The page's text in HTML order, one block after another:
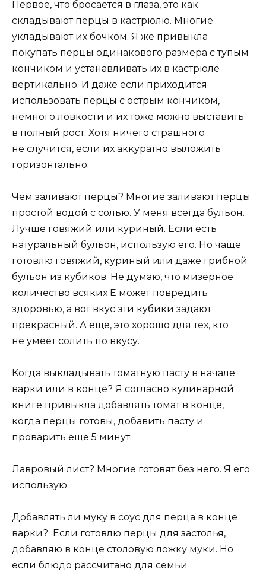
Первое, что бросается в глаза, это как
складывают перцы в кастрюлю. Многие
укладывают их бочком. Я же привыкла
покупать перцы одинакового размера с тупым
кончиком и устанавливать их в кастрюле
вертикально. И даже если приходится
использовать перцы с острым кончиком,
немного ловкости и их тоже можно выставить
в полный рост. Хотя ничего страшного
не случится, если их аккуратно выложить
горизонтально.
Чем заливают перцы? Многие заливают перцы
простой водой с солью. У меня всегда бульон.
Лучше говяжий или куриный. Если есть
натуральный бульон, использую его. Но чаще
готовлю говяжий, куриный или даже грибной
бульон из кубиков. Не думаю, что мизерное
количество всяких Е может повредить
здоровью, а вот вкус эти кубики задают
прекрасный. А еще, это хорошо для тех, кто
не умеет солить по вкусу.
Когда выкладывать томатную пасту в начале
варки или в конце? Я согласно кулинарной
книге привыкла добавлять томат в конце,
когда перцы готовы, добавить пасту и
проварить еще 5 минут.
Лавровый лист? Многие готовят без него. Я его
использую.
Добавлять ли муку в соус для перца в конце
варки? Если готовлю перцы для застолья,
добавляю в конце столовую ложку муки. Но
если блюдо рассчитано для семьи